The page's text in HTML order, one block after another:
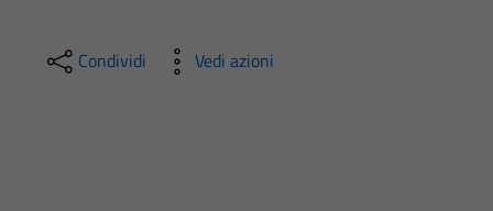
Condividi Vedi azioni